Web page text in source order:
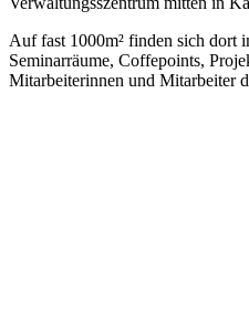
Auf fast 1000m² finden sich dort
Seminarräume, Coffepoints,
Mitarbeiterinnen und Mitarbeiter